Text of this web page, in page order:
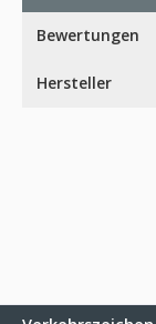
Bewertungen
Hersteller